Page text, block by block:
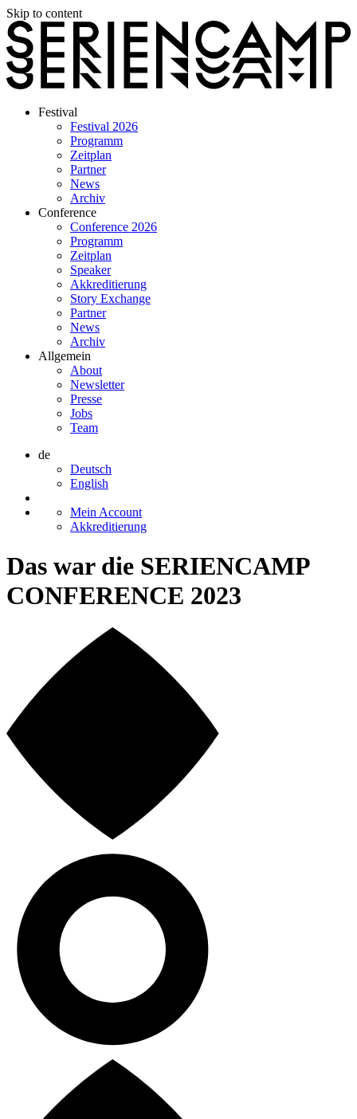
Skip to content
Festival
Festival 2026
Programm
Zeitplan
Partner
News
Archiv
Conference
Conference 2026
Programm
Zeitplan
Speaker
Akkreditierung
Story Exchange
Partner
News
Archiv
Allgemein
About
Newsletter
Presse
Jobs
Team
de
Deutsch
English
Mein Account
Akkreditierung
Das war die SERIENCAMP
CONFERENCE 2023